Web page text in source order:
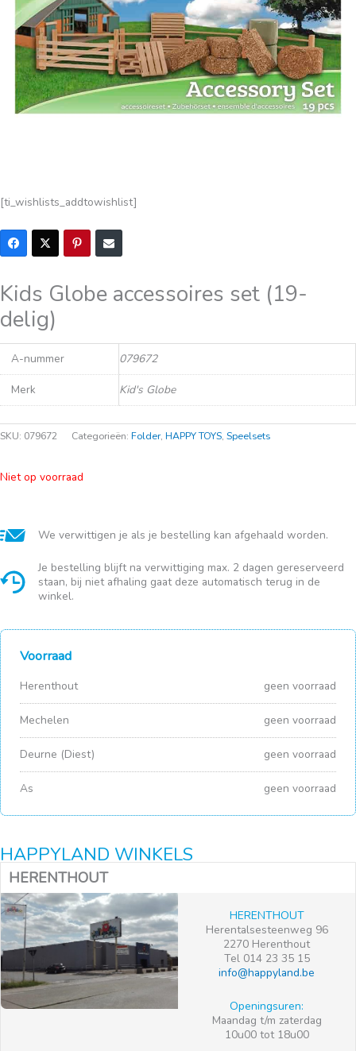
[ti_wishlists_addtowishlist]
Kids Globe accessoires set (19-
delig)
A-nummer 079672
Merk Kid's Globe
SKU: 079672 Categorieën: Folder, HAPPY TOYS, Speelsets
Niet op voorraad
We verwittigen je als je bestelling kan afgehaald worden.
Je bestelling blijft na verwittiging max. 2 dagen gereserveerd
staan, bij niet afhaling gaat deze automatisch terug in de
winkel.
Voorraad
Herenthout geen voorraad
Mechelen geen voorraad
Deurne (Diest) geen voorraad
As geen voorraad
HAPPYLAND WINKELS
HERENTHOUT
HERENTHOUT
Herentalsesteenweg 96
2270 Herenthout
Tel 014 23 35 15
info@happyland.be
Openingsuren:
Maandag t/m zaterdag
10u00 tot 18u00